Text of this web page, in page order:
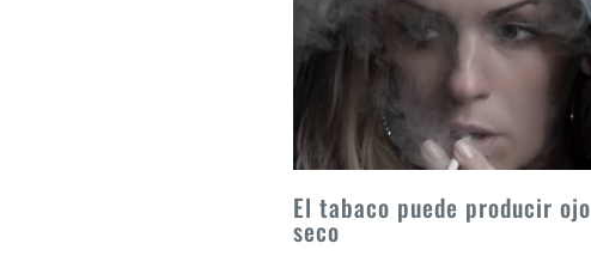
El tabaco puede producir ojo
seco